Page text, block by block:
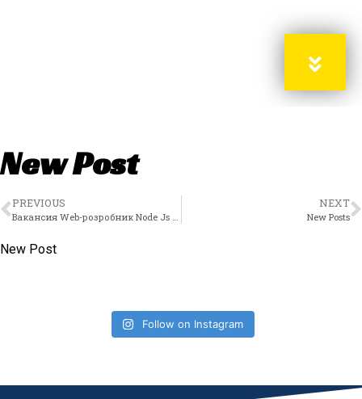
New Post
PREVIOUS
Вакансия Web-розробник Node Js + Next Js В Deltaplata Зарплата 40000-50000uah, Удаленная Работа, Полная Занятость Freelancehunt В Украине
NEXT
New Posts
New Post
Follow on Instagram